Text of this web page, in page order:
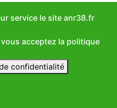
service le site anr38.fr
acceptez la politique
confidentialité